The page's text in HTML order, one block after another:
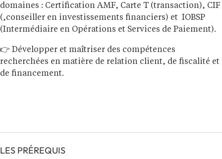
domaines : Certification AMF, Carte T (transaction), CIF
(,conseiller en investissements financiers) et IOBSP
(Intermédiaire en Opérations et Services de Paiement).
👉 Développer et maîtriser des compétences
recherchées en matière de relation client, de fiscalité et
de financement.
LES PRÉREQUIS